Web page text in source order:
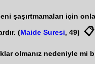
şaşırtmamaları için
(Maide Suresi, 49) 📋
olmanız nedeniyle mi